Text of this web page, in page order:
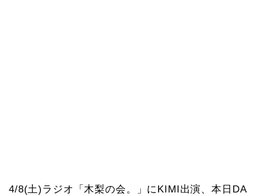
4/8(土)ラジオ「木梨の会。」にKIMI出演、本日DA